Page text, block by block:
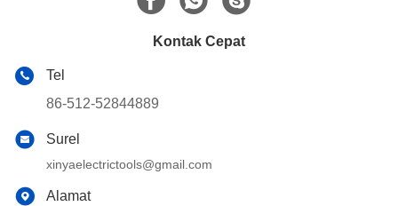
Kontak Cepat
Tel
86-512-52844889
Surel
xinyaelectrictools@gmail.com
Alamat